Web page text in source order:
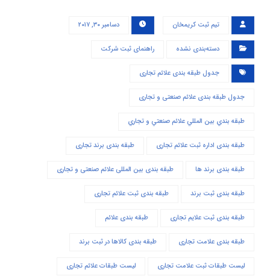
تیم ثبت کریمخان دسامبر ۳۰, ۲۰۱۷
دسته‌بندی نشده راهنمای ثبت شرکت
جدول طبقه بندی علائم تجاری
جدول طبقه بندی علائم صنعتی و تجاری
طبقه بندي بين المللي علائم صنعتي و تجاري
طبقه بندی اداره ثبت علائم تجاری طبقه بندی برند تجاری
طبقه بندی برند ها طبقه بندی بین المللی علائم صنعتی و تجاری
طبقه بندی ثبت برند طبقه بندی ثبت علائم تجاری
طبقه بندی ثبت علایم تجاری طبقه بندی علائم
طبقه بندی علامت تجاری طبقه بندی کالاها در ثبت برند
لیست طبقات ثبت علامت تجاری لیست طبقات علائم تجاری